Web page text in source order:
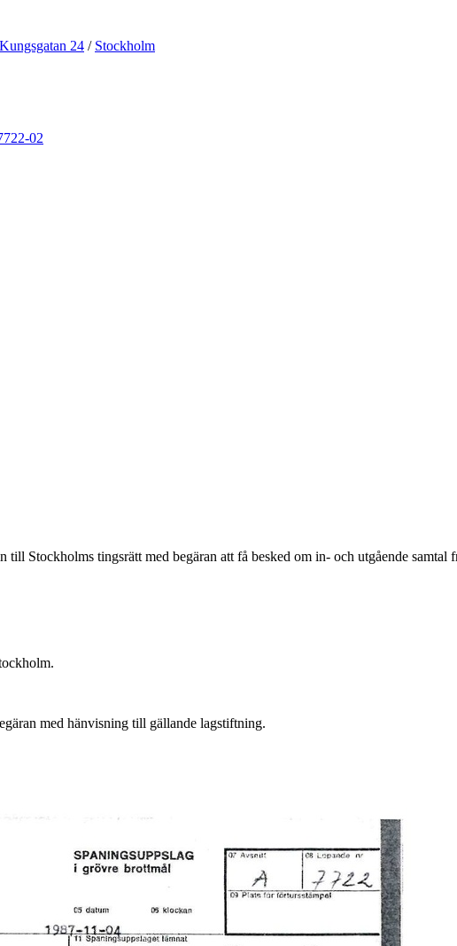
Kungsgatan 24 / Stockholm
02
till Stockholms tingsrätt med begäran att få besked om in- och utgående samtal
med hänvisning till gällande lagstiftning.